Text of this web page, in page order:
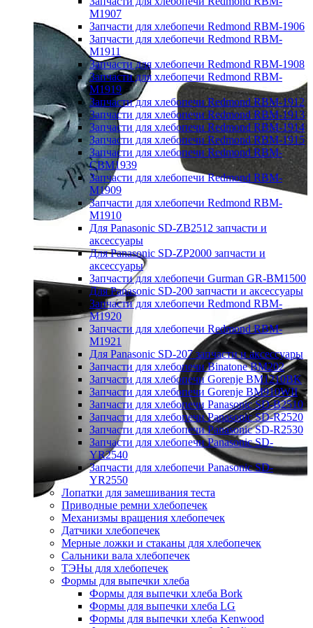
M1907
Запчасти для хлебопечи Redmond RBM-1906
Запчасти для хлебопечи Redmond RBM-
M1911
Запчасти для хлебопечи Redmond RBM-1908
Запчасти для хлебопечи Redmond RBM-
M1919
Запчасти для хлебопечи Redmond RBM-1912
Запчасти для хлебопечи Redmond RBM-1913
Запчасти для хлебопечи Redmond RBM-1914
Запчасти для хлебопечи Redmond RBM-1915
Запчасти для хлебопечи Redmond RBM-
CBM1939
Запчасти для хлебопечи Redmond RBM-
M1909
Запчасти для хлебопечи Redmond RBM-
M1910
Для Panasonic SD-ZB2512 запчасти и
аксессуары
Для Panasonic SD-ZP2000 запчасти и
аксессуары
Запчасти для хлебопечи Gurman GR-BM1500
Для Panasonic SD-200 запчасти и аксессуары
Запчасти для хлебопечи Redmond RBM-
M1920
Запчасти для хлебопечи Redmond RBM-
M1921
Для Panasonic SD-207 запчасти и аксессуары
Запчасти для хлебопечи Binatone BM202
Запчасти для хлебопечи Gorenje BM1210BK
Запчасти для хлебопечи Gorenje BM910WII
Запчасти для хлебопечи Panasonic SD-B2510
Запчасти для хлебопечи Panasonic SD-R2520
Запчасти для хлебопечи Panasonic SD-R2530
Запчасти для хлебопечи Panasonic SD-
YR2540
Запчасти для хлебопечи Panasonic SD-
YR2550
Лопатки для замешивания теста
Приводные ремни хлебопечек
Механизмы вращения хлебопечек
Датчики хлебопечек
Мерные ложки и стаканы для хлебопечек
Сальники вала хлебопечек
ТЭНы для хлебопечек
Формы для выпечки хлеба
Формы для выпечки хлеба Bork
Формы для выпечки хлеба LG
Формы для выпечки хлеба Kenwood